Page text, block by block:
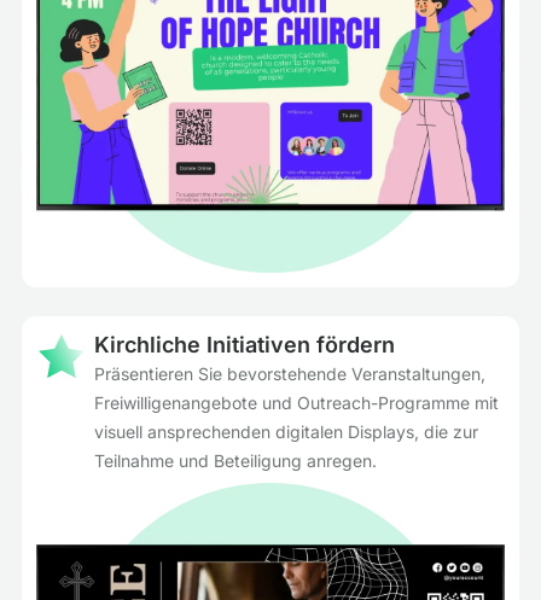
Kirchliche Initiativen fördern
Präsentieren Sie bevorstehende Veranstaltungen,
Freiwilligenangebote und Outreach-Programme mit
visuell ansprechenden digitalen Displays, die zur
Teilnahme und Beteiligung anregen.